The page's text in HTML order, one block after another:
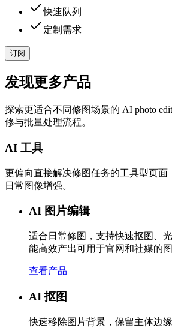
快速队列
定制需求
订阅
发现更多产品
探索更适合不同修图场景的 AI photo
修与批量处理流程。
AI 工具
更偏向直接解决修图任务的工具型页面
日常图像增强。
AI 图片编辑
适合日常修图，支持快速抠图、
能高效产出可用于官网和社媒的图
查看产品
AI 抠图
快速移除图片背景，保留主体边